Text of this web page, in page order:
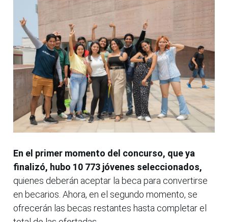
En el primer momento del concurso, que ya
finalizó, hubo 10 773 jóvenes seleccionados,
quienes deberán aceptar la beca para convertirse
en becarios. Ahora, en el segundo momento, se
ofrecerán las becas restantes hasta completar el